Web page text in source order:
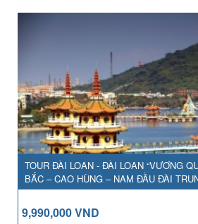
TOUR ĐÀI LOAN - ĐÀI LOAN “VƯƠNG
BẮC – CAO HÙNG – NAM ĐẦU ĐÀI
9,990,000 VND